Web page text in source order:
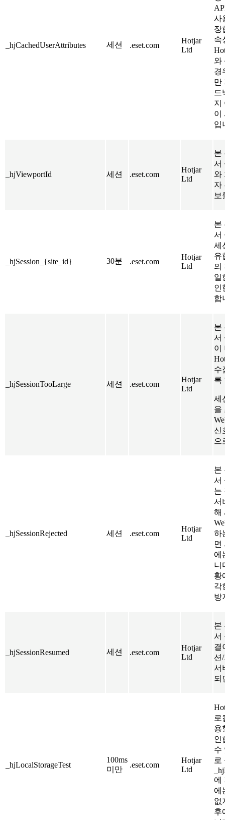
_hjCachedUserAttributes 세션 .eset.com
Hotjar
Ltd
사
장
속
와
경
만
드
지
이
입
_hjViewportId 세션 .eset.com
Hotjar
Ltd
본
서
와
자
보
_hjSession_{site_id} 30분 .eset.com
Hotjar
Ltd
본
서
세
유
의
일
인
합
_hjSessionTooLarge 세션 .eset.com
Hotjar
Ltd
본
서
이
수
록
세
을
신
으
_hjSessionRejected 세션 .eset.com
Hotjar
Ltd
본
서
는
서
해
하
면
에
니
황
각
방
_hjSessionResumed 세션 .eset.com
Hotjar
Ltd
본
서
결
션
서
되
_hjLocalStorageTest
100ms
미만
.eset.com
Hotjar
Ltd
로
용
인
수
로
에
에
없
후